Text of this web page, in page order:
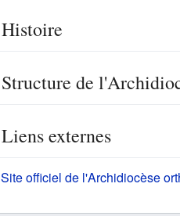
Histoire
Structure de
Liens externes
Site officiel de l'Archidiocèse